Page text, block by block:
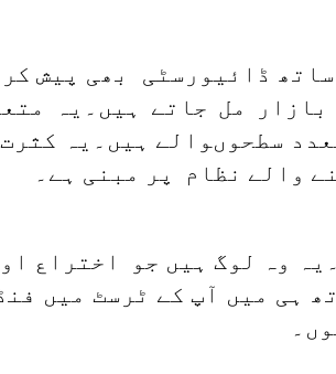
ڈائیورسٹی بھی پیش
مل جاتے ہیں۔یہ
سطحوںوالے ہیں۔یہ کثرت
والے نظام پر مبنی ہے۔
وہ لوگ ہیں جو اختراع
ہی میں آپ کے ٹرسٹ میں